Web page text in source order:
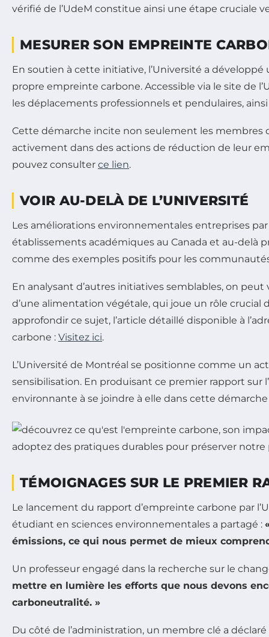
vérifié de l’UdeM constitue ainsi une étape cruciale
MESURER SON EMPREINTE
En soutien à cette initiative, l’Université a
propre empreinte carbone. Accessible via le site de
les déplacements professionnels et pendulaires,
Cette démarche incite non seulement les membres
activement dans des actions de réduction de leur
pouvez consulter ce lien.
VOIR AU-DELÀ DE L’UNIVERSITÉ
Les améliorations environnementales entreprises
établissements académiques au Canada et au-delà
comme des exemples positifs pour les
En analysant d’autres initiatives semblables, on
d’une alimentation végétale, qui joue un rôle crucial
approfondir ce sujet, l’article détaillé disponible à
carbone : Visitez ici.
L’Université de Montréal se positionne comme un
sensibilisation. En produisant ce premier rapport
environnante à se joindre à elle dans cette
TÉMOIGNAGES SUR LE PREMIER
Le lancement du rapport d’empreinte carbone par
étudiant en sciences environnementales a partagé :
émissions, ce qui nous permet de mieux
Un professeur engagé dans la recherche sur le
mettre en lumière les efforts que nous devons
carboneutralité. »
Du côté de l’administration, un membre clé a